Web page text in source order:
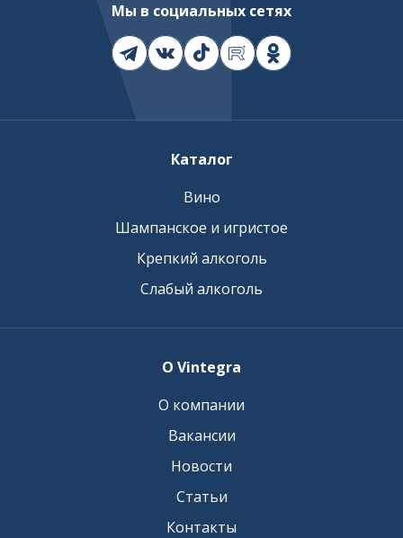
Мы в социальных сетях
Каталог
Вино
Шампанское и игристое
Крепкий алкоголь
Слабый алкоголь
О Vintegra
О компании
Вакансии
Новости
Статьи
Контакты